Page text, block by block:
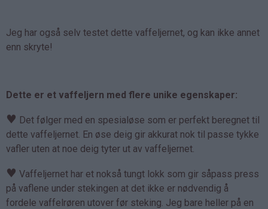
Jeg har også selv testet dette vaffeljernet, og kan ikke annet
enn skryte!
Dette er et vaffeljern med flere unike egenskaper:
♥ Det følger med en spesialøse som er perfekt beregnet til
dette vaffeljernet. En øse deig gir akkurat nok til passe tykke
vafler uten at noe deig tyter ut av vaffeljernet.
♥ Vaffeljernet har et nokså tungt lokk som gir såpass press
på vaflene under stekingen at det ikke er nødvendig å
fordele vaffelrøren utover før steking. Jeg bare heller på en